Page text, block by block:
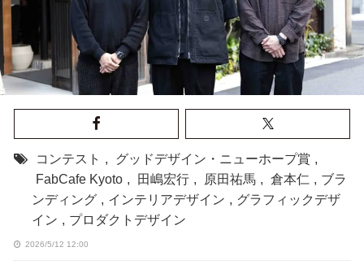
コンテスト , グッドデザイン・ニューホープ賞 ,
FabCafe Kyoto , 田嶋宏行 , 原田祐馬 , 倉本仁 , ブラ
ンディング , インテリアデザイン , グラフィックデザ
イン , プロダクトデザイン
2026/5/12 12:00